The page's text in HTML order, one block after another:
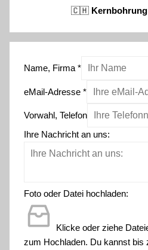
🇨🇭
Name, Firma *
eMail-Adresse *
Vorwahl, Telefon
Ihre Nachricht an uns:
Foto oder Datei hochladen:
Klicke oder ziehe
zum Hochladen. Du kannst bis